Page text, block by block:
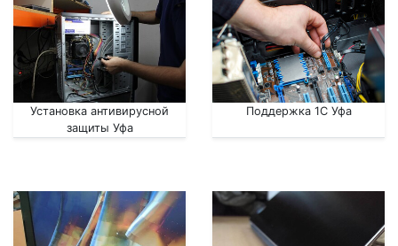
Установка антивирусной
защиты Уфа
Поддержка 1С Уфа